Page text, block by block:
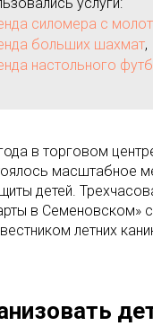
силомера с
больших шахмат,
настольного
в торговом
масштабное
детей.
в Семеновском»
летних